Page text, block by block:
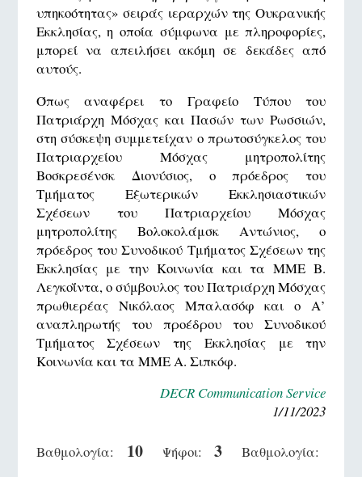
υπηκοότητας» σειράς ιεραρχών της Ουκρανικής
Εκκλησίας, η οποία σύμφωνα με πληροφορίες,
μπορεί να απειλήσει ακόμη σε δεκάδες από
αυτούς.
Όπως αναφέρει το Γραφείο Τύπου του
Πατριάρχη Μόσχας και Πασών των Ρωσσιών,
στη σύσκεψη συμμετείχαν ο πρωτοσύγκελος του
Πατριαρχείου Μόσχας μητροπολίτης
Βοσκρεσένσκ Διονύσιος, ο πρόεδρος του
Τμήματος Εξωτερικών Εκκλησιαστικών
Σχέσεων του Πατριαρχείου Μόσχας
μητροπολίτης Βολοκολάμσκ Αντώνιος, ο
πρόεδρος του Συνοδικού Τμήματος Σχέσεων της
Εκκλησίας με την Κοινωνία και τα ΜΜΕ Β.
Λεγκοΐντα, ο σύμβουλος του Πατριάρχη Μόσχας
πρωθιερέας Νικόλαος Μπαλασόφ και ο Α’
αναπληρωτής του προέδρου του Συνοδικού
Τμήματος Σχέσεων της Εκκλησίας με την
Κοινωνία και τα ΜΜΕ Α. Σιπκόφ.
DECR Communication Service
1/11/2023
Βαθμολογία: 10 Ψήφοι: 3 Βαθμολογία: